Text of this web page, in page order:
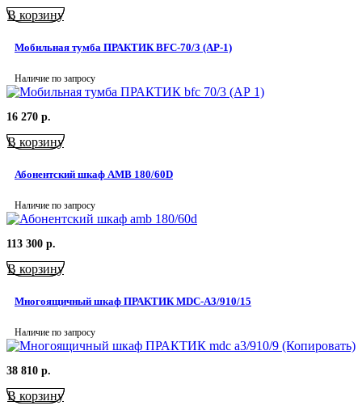
В корзину
Мобильная тумба ПРАКТИК BFC-70/3 (АР-1)
Наличие по запросу
16 270 р.
В корзину
Абонентский шкаф AMB 180/60D
Наличие по запросу
113 300 р.
В корзину
Многоящичный шкаф ПРАКТИК MDC-A3/910/15
Наличие по запросу
38 810 р.
В корзину